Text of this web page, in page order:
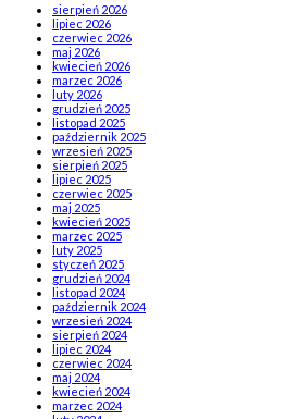
sierpień 2026
lipiec 2026
czerwiec 2026
maj 2026
kwiecień 2026
marzec 2026
luty 2026
grudzień 2025
listopad 2025
październik 2025
wrzesień 2025
sierpień 2025
lipiec 2025
czerwiec 2025
maj 2025
kwiecień 2025
marzec 2025
luty 2025
styczeń 2025
grudzień 2024
listopad 2024
październik 2024
wrzesień 2024
sierpień 2024
lipiec 2024
czerwiec 2024
maj 2024
kwiecień 2024
marzec 2024